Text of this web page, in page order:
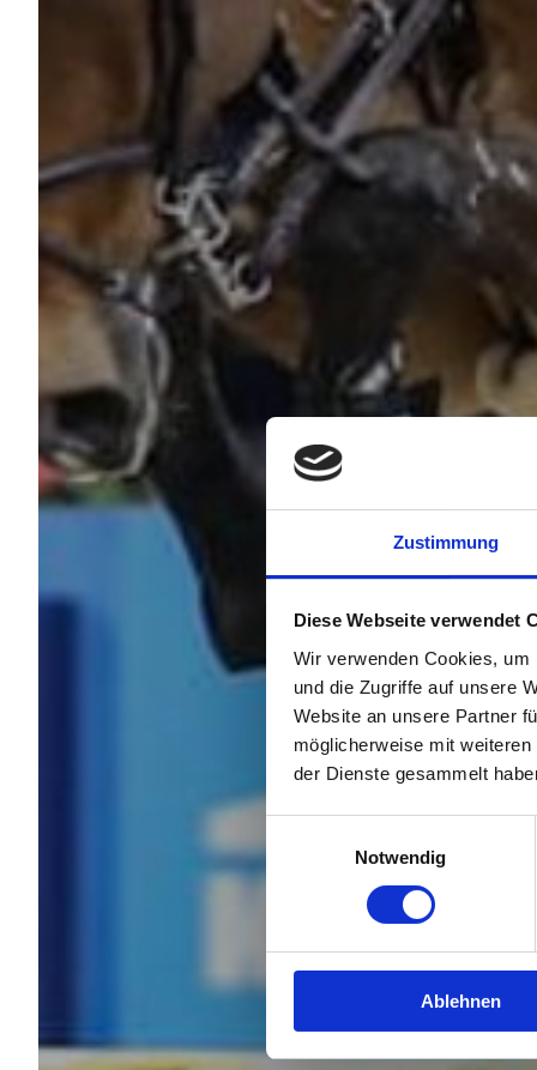
Zustimmung
Diese Webseite verwendet
Wir verwenden Cookies,
und die Zugriffe auf unsere
Website an unsere Partner
möglicherweise mit
der Dienste gesammelt
Notwendig
Ablehnen